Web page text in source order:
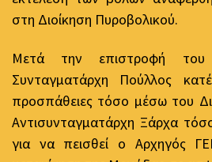
στη Διοίκηση Πυροβολικού.
Μετά την επιστροφή
Συνταγματάρχη Πούλλος
προσπάθειες τόσο μέσω του
Αντισυνταγματάρχη Ξάρχα
για να πεισθεί ο Αρχηγός